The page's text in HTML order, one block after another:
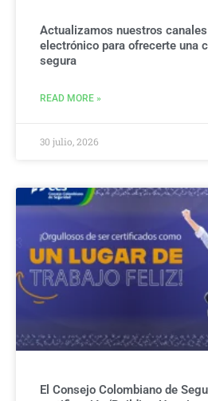
Actualizamos nuestros
electrónico para ofrecerte una
segura
READ MORE »
30 julio, 2026
El Consejo Colombiano de